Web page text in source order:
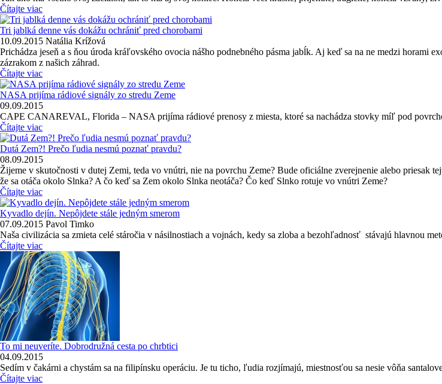
Čítajte viac
Tri jablká denne vás dokážu ochrániť pred chorobami
10.09.2015 Natália Krížová
Prichádza jeseň a s ňou úroda kráľovského ovocia nášho podnebného pásma jabĺk. Aj keď sa na ne medzi horami
zázrakom z našich záhrad.
Čítajte viac
NASA prijíma rádiové signály zo stredu Zeme
09.09.2015
CAPE CANAREVAL, Florida – NASA prijíma rádiové prenosy z miesta, ktoré sa nachádza stovky míľ pod
Čítajte viac
Dutá Zem?! Prečo ľudia nesmú poznať pravdu?
08.09.2015
Žijeme v skutočnosti v dutej Zemi, teda vo vnútri, nie na povrchu Zeme? Bude oficiálne zverejnenie alebo priesak
že sa otáča okolo Slnka? A čo keď sa Zem okolo Slnka neotáča? Čo keď Slnko rotuje vo vnútri Zeme?
Čítajte viac
Kyvadlo dejín. Nepôjdete stále jedným smerom
07.09.2015 Pavol Timko
Naša civilizácia sa zmieta celé stáročia v násilnostiach a vojnách, kedy sa zloba a bezohľadnosť stávajú hlavnou
Čítajte viac
To mi neuveríte. Dobrodružná cesta po chrbtici
04.09.2015
Sedím v čakárni a chystám sa na filipínsku operáciu. Je tu ticho, ľudia rozjímajú, miestnosťou sa nesie vôňa
Čítajte viac